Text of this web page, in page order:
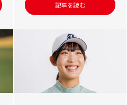
記事を読む